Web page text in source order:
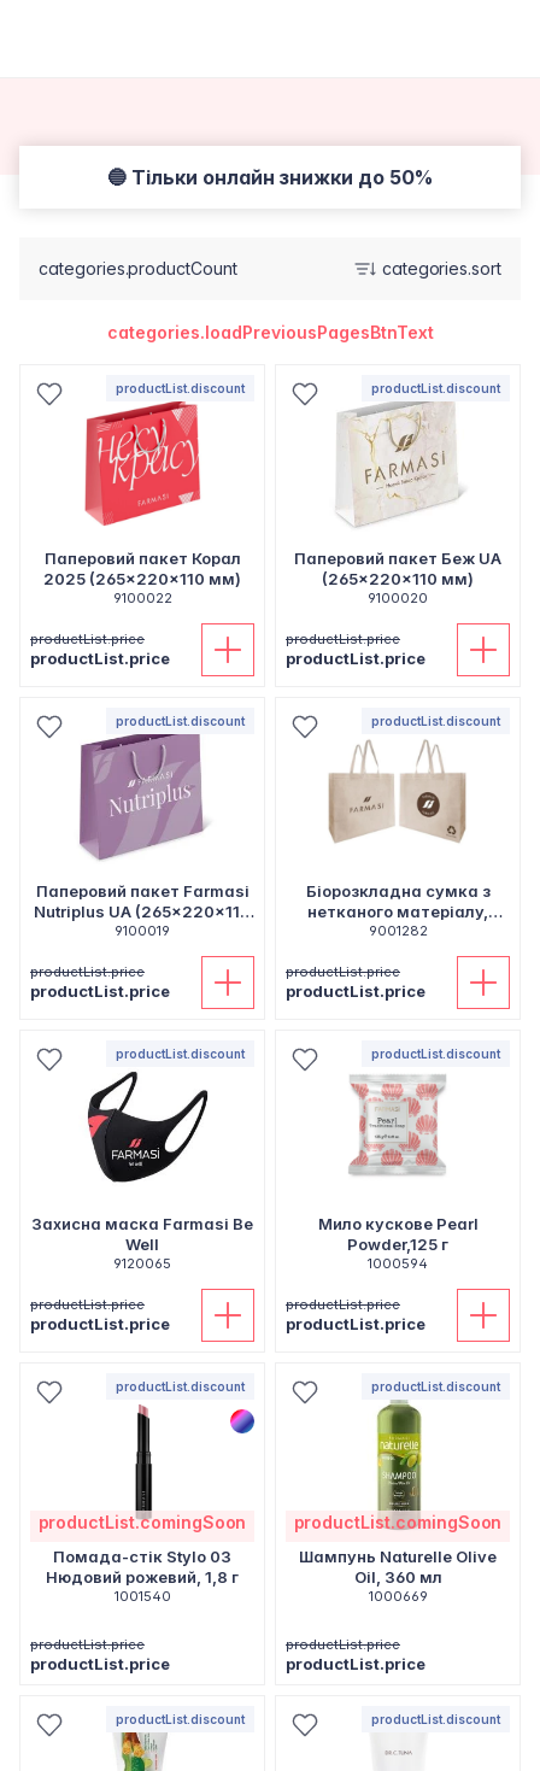
🔵 Тільки онлайн знижки до 50%
categories.productCount categories.sort
categories.loadPreviousPagesBtnText
productList.discount
Паперовий пакет Корал
2025 (265x220x110 мм)
9100022
productList.price
productList.price
productList.discount
Паперовий пакет Беж UA
(265x220x110 мм)
9100020
productList.price
productList.price
productList.discount
Паперовий пакет Farmasi
Nutriplus UA (265x220x110
мм)
9100019
productList.price
productList.price
productList.discount
Біорозкладна сумка з
нетканого матеріалу,
39x39x10 см
9001282
productList.price
productList.price
productList.discount
Захисна маска Farmasi Be
Well
9120065
productList.price
productList.price
productList.discount
Мило кускове Pearl
Powder,125 г
1000594
productList.price
productList.price
productList.discount
productList.comingSoon
Помада-стік Stylo 03
Нюдовий рожевий, 1,8 г
1001540
productList.price
productList.price
productList.discount
productList.comingSoon
Шампунь Naturelle Olive
Oil, 360 мл
1000669
productList.price
productList.price
productList.discount productList.discount